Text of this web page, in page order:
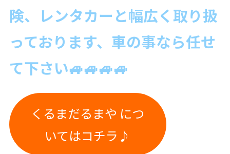
険、レンタカーと幅広く取り扱
っております、車の事なら任せ
て下さい🚙🚙🚙🚙
くるまだるまや につ
いてはコチラ♪